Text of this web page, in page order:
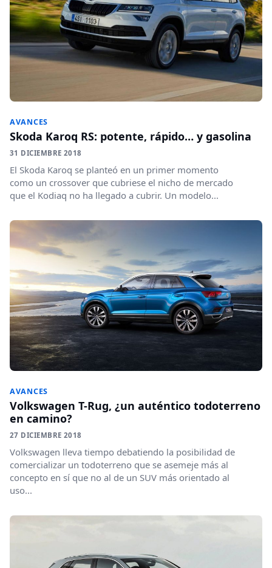
AVANCES
Skoda Karoq RS: potente, rápido… y gasolina
31 DICIEMBRE 2018
El Skoda Karoq se planteó en un primer momento
como un crossover que cubriese el nicho de mercado
que el Kodiaq no ha llegado a cubrir. Un modelo...
AVANCES
Volkswagen T-Rug, ¿un auténtico todoterreno
en camino?
27 DICIEMBRE 2018
Volkswagen lleva tiempo debatiendo la posibilidad de
comercializar un todoterreno que se asemeje más al
concepto en sí que no al de un SUV más orientado al
uso...